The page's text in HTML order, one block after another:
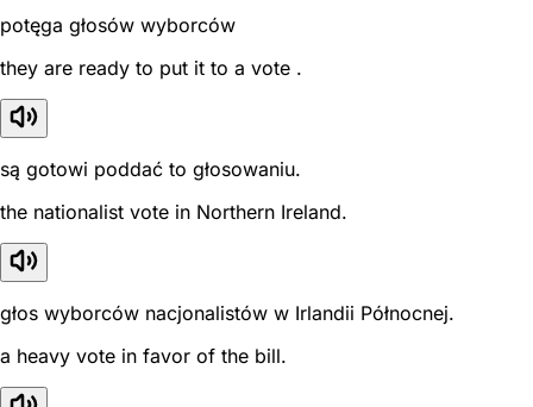
potęga głosów wyborców
they are ready to put it to a vote .
są gotowi poddać to głosowaniu.
the nationalist vote in Northern Ireland.
głos wyborców nacjonalistów w Irlandii Północnej.
a heavy vote in favor of the bill.